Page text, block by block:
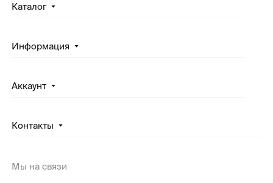
Каталог
Информация
Аккаунт
Контакты
Мы на связи